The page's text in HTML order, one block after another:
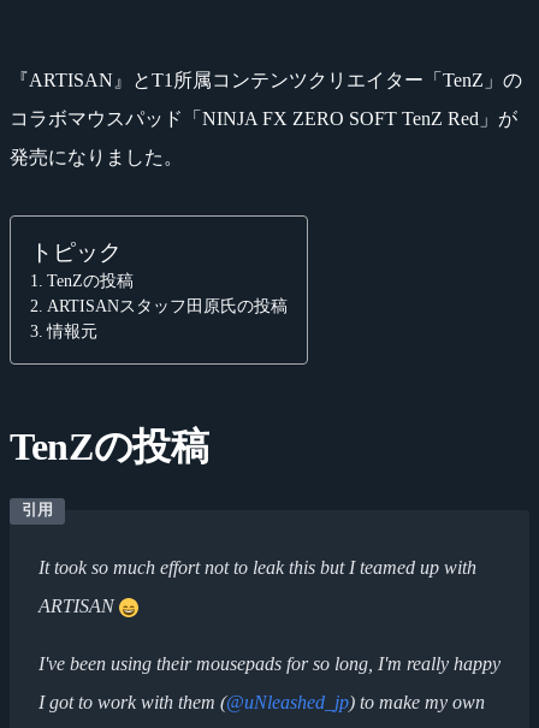
『ARTISAN』とT1所属コンテンツクリエイター「TenZ」の
コラボマウスパッド「NINJA FX ZERO SOFT TenZ Red」が
発売になりました。
トピック
TenZの投稿
ARTISANスタッフ田原氏の投稿
情報元
TenZの投稿
It took so much effort not to leak this but I teamed up with
ARTISAN
I've been using their mousepads for so long, I'm really happy
I got to work with them (@uNleashed_jp) to make my own